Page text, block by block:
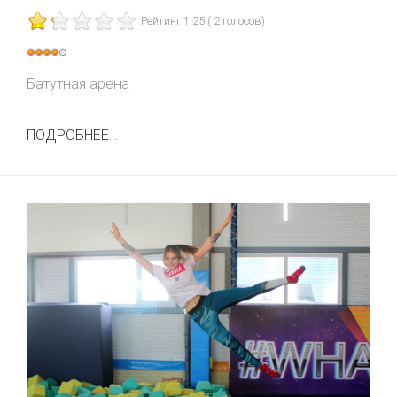
Рейтинг 1.25 ( 2 голосов)
Рейтинг:
4
Батутная арена
ПОДРОБНЕЕ...